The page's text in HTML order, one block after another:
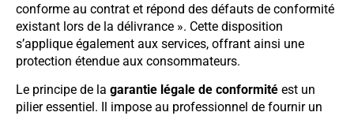
conforme au contrat et répond des défauts de conformité
existant lors de la délivrance ». Cette disposition
s’applique également aux services, offrant ainsi une
protection étendue aux consommateurs.
Le principe de la garantie légale de conformité est un
pilier essentiel. Il impose au professionnel de fournir un